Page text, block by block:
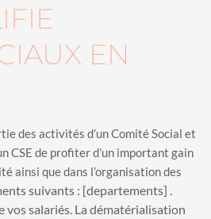
EN
des activités d’un Comité Social et
CSE de profiter d’un important gain
ainsi que dans l’organisation des
suivants : [departements] .
vos salariés. La dématérialisation